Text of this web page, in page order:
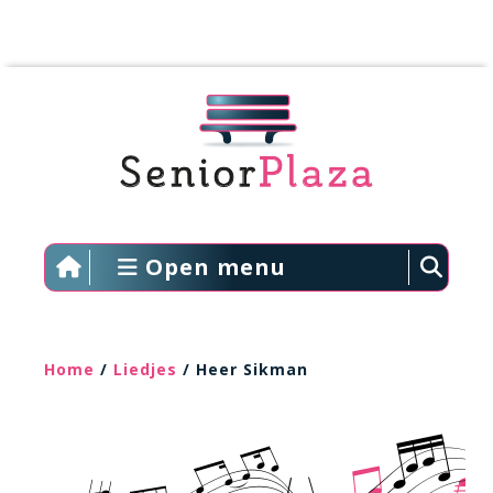
Open menu
Home / Liedjes / Heer Sikman